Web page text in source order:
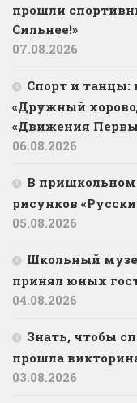
прошли
Сильнее!»
07.08.2026
Спорт и танцы:
«Дружный
«Движения
06.08.2026
В пришкольном
рисунков
05.08.2026
Школьный
принял юных
04.08.2026
Знать, чтобы
прошла
03.08.2026